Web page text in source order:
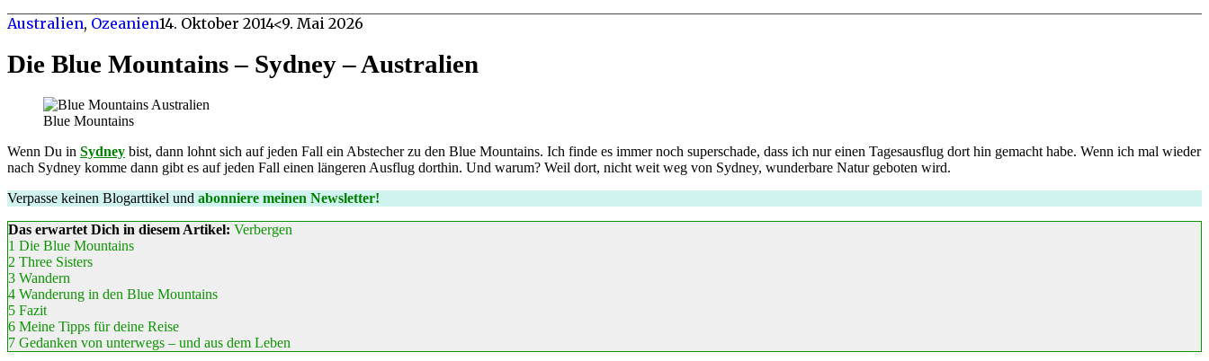
Australien, Ozeanien14. Oktober 2014<9. Mai 2026
Die Blue Mountains – Sydney – Australien
Blue Mountains
Wenn Du in Sydney bist, dann lohnt sich auf jeden Fall ein Abstecher zu den Blue Mountains. Ich finde es immer noch superschade, dass ich nur einen Tagesausflug dort hin gemacht habe. Wenn ich mal wieder
nach Sydney komme dann gibt es auf jeden Fall einen längeren Ausflug dorthin. Und warum? Weil dort, nicht weit weg von Sydney, wunderbare Natur geboten wird.
Verpasse keinen Blogarttikel und abonniere meinen Newsletter!
Das erwartet Dich in diesem Artikel: Verbergen
1 Die Blue Mountains
2 Three Sisters
3 Wandern
4 Wanderung in den Blue Mountains
5 Fazit
6 Meine Tipps für deine Reise
7 Gedanken von unterwegs – und aus dem Leben